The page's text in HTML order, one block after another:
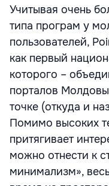
Учитывая очень
типа програм у
пользователей,
как первый
которого –
порталов
точке (откуда и
Помимо высоких
притягивает
можно отнести к
минимализм»,